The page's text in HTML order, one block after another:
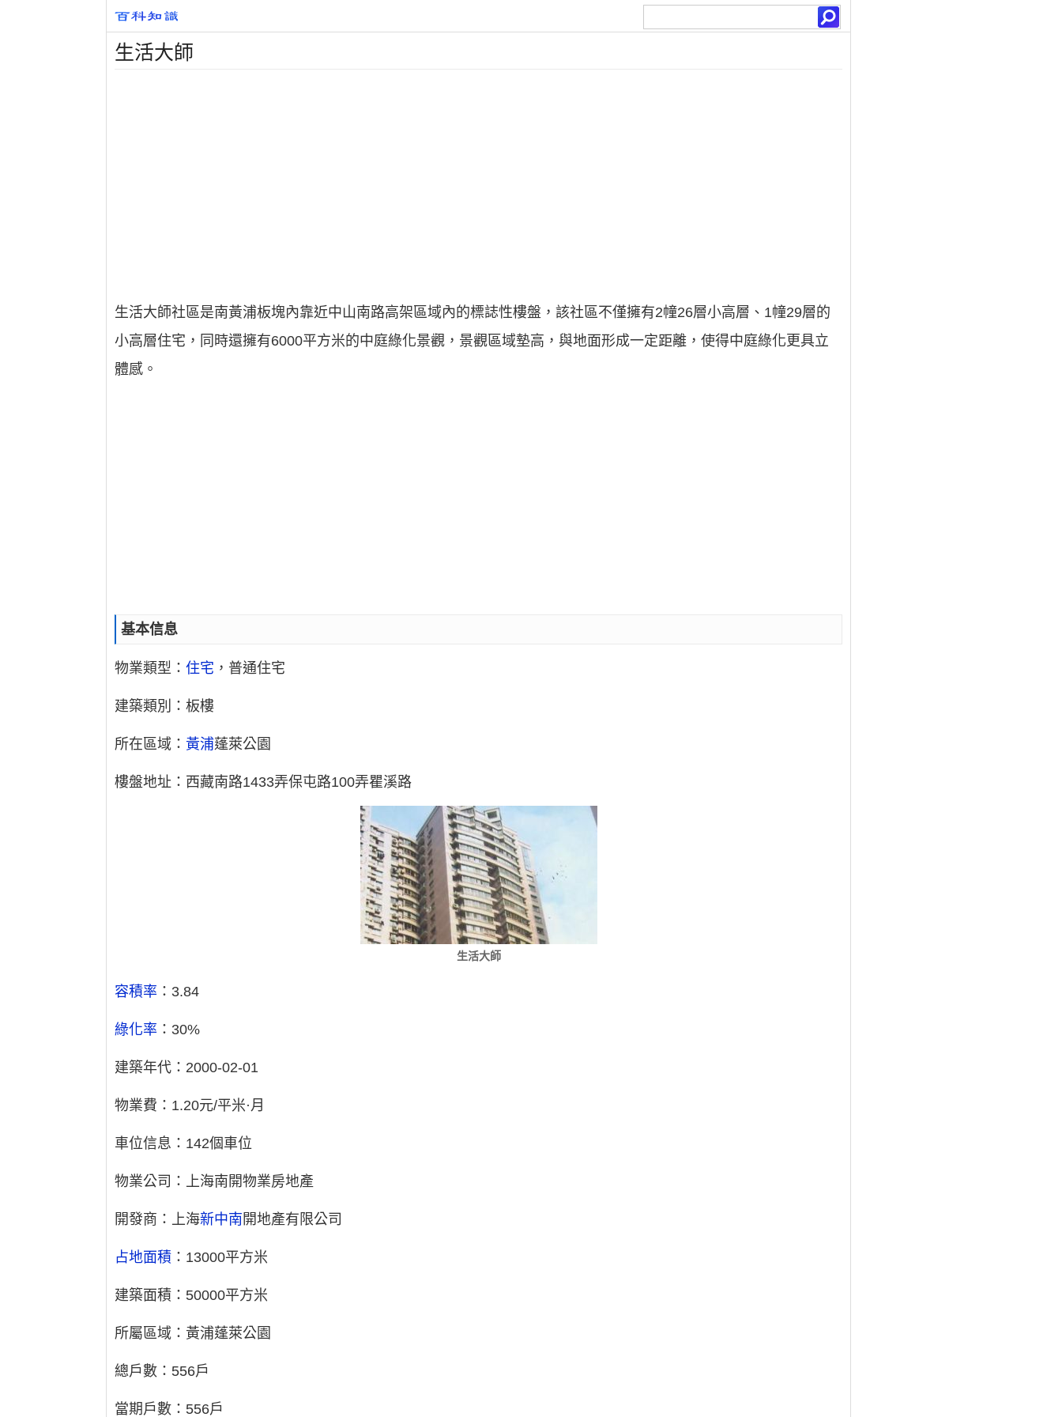
生活大師
生活大師社區是南黃浦板塊內靠近中山南路高架區域內的標誌性樓盤，該社區不僅擁有2幢26層小高層、1幢29層的
小高層住宅，同時還擁有6000平方米的中庭綠化景觀，景觀區域墊高，與地面形成一定距離，使得中庭綠化更具立
體感。
基本信息
物業類型：住宅 ，普通住宅
建築類別：板樓
所在區域： 黃浦蓬萊公園
樓盤地址：西藏南路1433弄保屯路100弄瞿溪路
生活大師
容積率 ：3.84
綠化率 ：30%
建築年代：2000-02-01
物業費：1.20元/平米·月
車位信息：142個車位
物業公司：上海南開物業房地產
開發商：上海新中南 開地產有限公司
占地面積 ：13000平方米
建築面積：50000平方米
所屬區域：黃浦蓬萊公園
總戶數：556戶
當期戶數：556戶